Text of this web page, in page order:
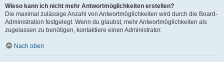
Wieso kann ich nicht mehr Antwortmöglichkeiten erstellen?
Die maximal zulässige Anzahl von Antwortmöglichkeiten wird durch die Board-
Administration festgelegt. Wenn du glaubst, mehr Antwortmöglichkeiten als
zugelassen zu benötigen, kontaktiere einen Administrator.
Nach oben